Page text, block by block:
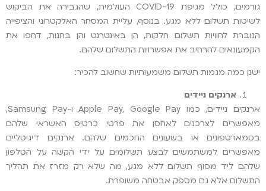
גורמים, כולל מגיפת COVID-19 העולמית, שהגבירה את הביקוש
לשיטות תשלום ללא מגע. בנוסף, עליית המסחר האלקטרוני והציפייה
הגוברת לחוויות תשלום חלקות, הן באינטרנט והן בחנות, דחפו את
הקמעונאים להרחיב את אפשרויות התשלום שלהם.
ישנן כמה מגמות תשלום משמעותיות שחשוב להכיר:
ארנקים ניידים
ארנקים ניידים, כמו Apple Pay, Google Pay ו-Samsung Pay,
מאפשרים לצרכנים לאחסן את פרטי כרטיס האשראי שלהם
בסמארטפונים או בשעונים החכמים שלהם. ארנקים דיגיטליים
מאפשרים למשתמשים לבצע תשלומים על ידי הקשה על הטלפון
שלהם ליד מסוף תשלום ללא מגע, מה שלא רק מזרז את תהליך
התשלום אלא גם מספק אבטחה משופרת.